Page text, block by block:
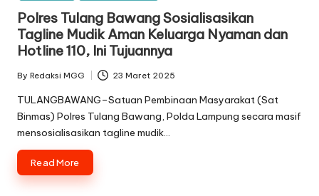
Polres Tulang Bawang Sosialisasikan
Tagline Mudik Aman Keluarga Nyaman dan
Hotline 110, Ini Tujuannya
Posted
by
By Redaksi MGG 23 Maret 2025
TULANGBAWANG–Satuan Pembinaan Masyarakat (Sat
Binmas) Polres Tulang Bawang, Polda Lampung secara masif
mensosialisasikan tagline mudik…
Read More